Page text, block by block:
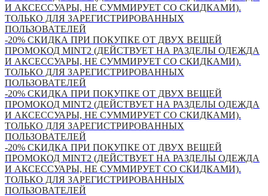
И АКСЕССУАРЫ, НЕ СУММИРУЕТ СО СКИДКАМИ).
ТОЛЬКО ДЛЯ ЗАРЕГИСТРИРОВАННЫХ
ПОЛЬЗОВАТЕЛЕЙ
-20% СКИДКА ПРИ ПОКУПКЕ ОТ ДВУХ ВЕЩЕЙ
ПРОМОКОД MINT2 (ДЕЙСТВУЕТ НА РАЗДЕЛЫ ОДЕЖДА
И АКСЕССУАРЫ, НЕ СУММИРУЕТ СО СКИДКАМИ).
ТОЛЬКО ДЛЯ ЗАРЕГИСТРИРОВАННЫХ
ПОЛЬЗОВАТЕЛЕЙ
-20% СКИДКА ПРИ ПОКУПКЕ ОТ ДВУХ ВЕЩЕЙ
ПРОМОКОД MINT2 (ДЕЙСТВУЕТ НА РАЗДЕЛЫ ОДЕЖДА
И АКСЕССУАРЫ, НЕ СУММИРУЕТ СО СКИДКАМИ).
ТОЛЬКО ДЛЯ ЗАРЕГИСТРИРОВАННЫХ
ПОЛЬЗОВАТЕЛЕЙ
-20% СКИДКА ПРИ ПОКУПКЕ ОТ ДВУХ ВЕЩЕЙ
ПРОМОКОД MINT2 (ДЕЙСТВУЕТ НА РАЗДЕЛЫ ОДЕЖДА
И АКСЕССУАРЫ, НЕ СУММИРУЕТ СО СКИДКАМИ).
ТОЛЬКО ДЛЯ ЗАРЕГИСТРИРОВАННЫХ
ПОЛЬЗОВАТЕЛЕЙ